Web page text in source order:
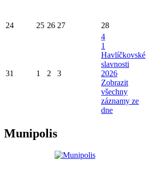
24
25 26 27 28
31 1 2 3
4
1
Havlíčkovské
slavnosti
2026
Zobrazit
všechny
záznamy ze
dne
Munipolis